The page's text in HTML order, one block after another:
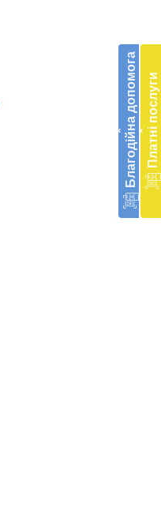
‹ Благодійна допомога ‹ Платні послуги